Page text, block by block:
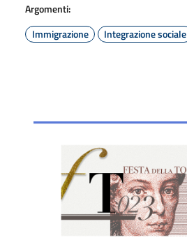
Argomenti:
Immigrazione
Integrazione sociale